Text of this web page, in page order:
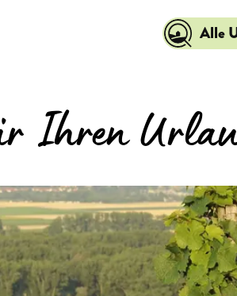
Alle
Ihren